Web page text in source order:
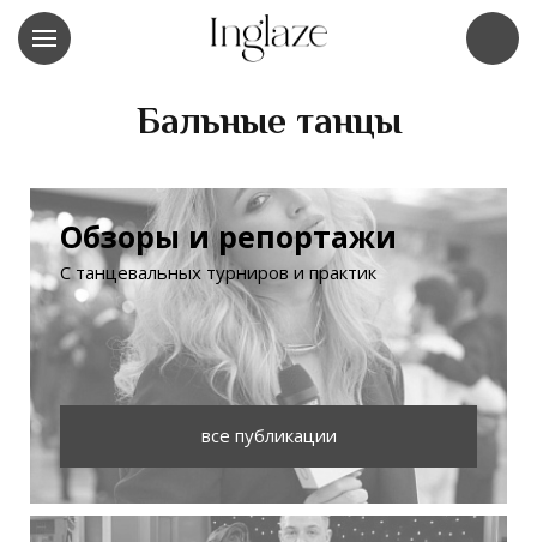
Бальные танцы
Обзоры и репортажи
С танцевальных турниров и практик
все публикации